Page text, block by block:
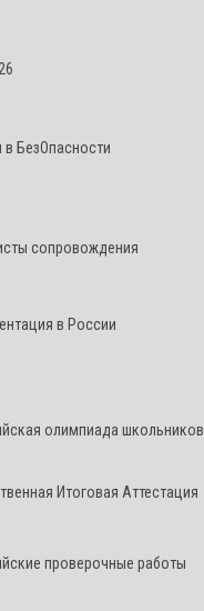
в БезОпасности
сопровождения
в России
олимпиада школьников
Итоговая Аттестация
проверочные работы